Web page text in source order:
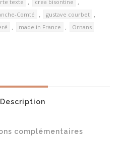
texte crea bisontine
Comté , gustave courbet ,
, made in France , Ornans
Description
complémentaires